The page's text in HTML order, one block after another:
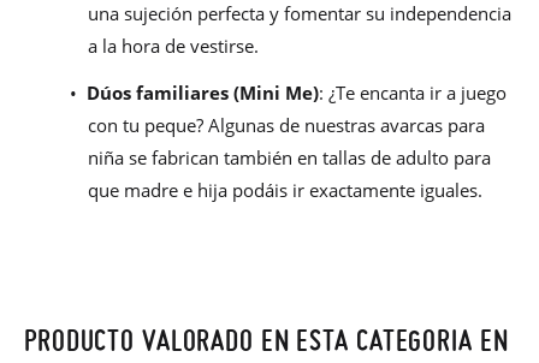
una sujeción perfecta y fomentar su independencia
a la hora de vestirse.
• Dúos familiares (Mini Me): ¿Te encanta ir a juego
con tu peque? Algunas de nuestras avarcas para
niña se fabrican también en tallas de adulto para
que madre e hija podáis ir exactamente iguales.
PRODUCTO VALORADO EN ESTA CATEGORIA EN